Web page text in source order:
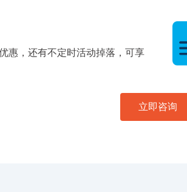
惠，还有不定时活动掉落，可享
立即咨询